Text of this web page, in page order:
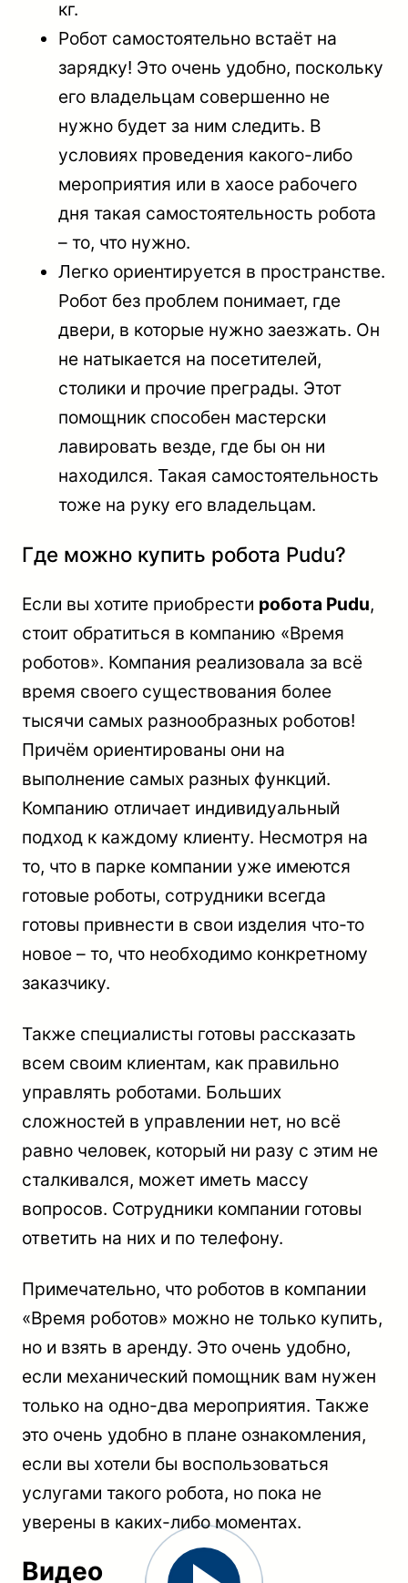
кг.
Робот самостоятельно встаёт на
зарядку! Это очень удобно, поскольку
его владельцам совершенно не
нужно будет за ним следить. В
условиях проведения какого-либо
мероприятия или в хаосе рабочего
дня такая самостоятельность робота
– то, что нужно.
Легко ориентируется в пространстве.
Робот без проблем понимает, где
двери, в которые нужно заезжать. Он
не натыкается на посетителей,
столики и прочие преграды. Этот
помощник способен мастерски
лавировать везде, где бы он ни
находился. Такая самостоятельность
тоже на руку его владельцам.
Где можно купить робота Рudu?
Если вы хотите приобрести робота Рudu,
стоит обратиться в компанию «Время
роботов». Компания реализовала за всё
время своего существования более
тысячи самых разнообразных роботов!
Причём ориентированы они на
выполнение самых разных функций.
Компанию отличает индивидуальный
подход к каждому клиенту. Несмотря на
то, что в парке компании уже имеются
готовые роботы, сотрудники всегда
готовы привнести в свои изделия что-то
новое – то, что необходимо конкретному
заказчику.
Также специалисты готовы рассказать
всем своим клиентам, как правильно
управлять роботами. Больших
сложностей в управлении нет, но всё
равно человек, который ни разу с этим не
сталкивался, может иметь массу
вопросов. Сотрудники компании готовы
ответить на них и по телефону.
Примечательно, что роботов в компании
«Время роботов» можно не только купить,
но и взять в аренду. Это очень удобно,
если механический помощник вам нужен
только на одно-два мероприятия. Также
это очень удобно в плане ознакомления,
если вы хотели бы воспользоваться
услугами такого робота, но пока не
уверены в каких-либо моментах.
Видео